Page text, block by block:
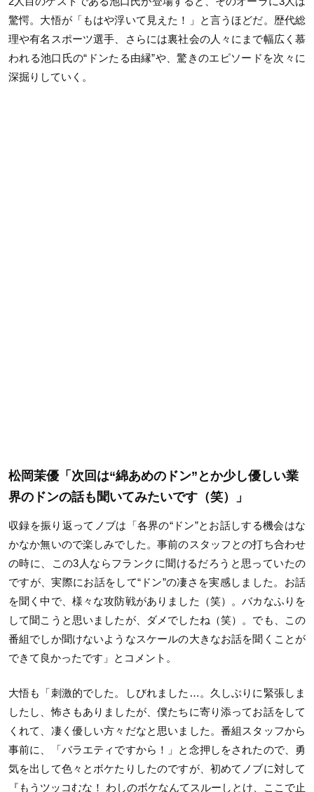
驚愕。大悟が「もはや浮いて見えた！」と言うほどだ。歴代総
理や有名スポーツ選手、さらには裏社会の人々にまで幅広く慕
われる池口氏の“ドンたる由縁”や、驚きのエピソードを次々に
深掘りしていく。
松岡茉優「次回は“綿あめのドン”とか少し優しい業
界のドンの話も聞いてみたいです（笑）」
収録を振り返ってノブは「各界の“ドン”とお話しする機会はな
かなか無いので楽しみでした。事前のスタッフとの打ち合わせ
の時に、この3人ならフランクに聞けるだろうと思っていたの
ですが、実際にお話をして“ドン”の凄さを実感しました。お話
を聞く中で、様々な攻防戦がありました（笑）。バカなふりを
して聞こうと思いましたが、ダメでしたね（笑）。でも、この
番組でしか聞けないようなスケールの大きなお話を聞くことが
できて良かったです」とコメント。
大悟も「刺激的でした。しびれました…。久しぶりに緊張しま
したし、怖さもありましたが、僕たちに寄り添ってお話をして
くれて、凄く優しい方々だなと思いました。番組スタッフから
事前に、「バラエティですから！」と念押しをされたので、勇
気を出して色々とボケたりしたのですが、初めてノブに対して
『もうツッコむな！ わしのボケなんてスルーしとけ、ここで止